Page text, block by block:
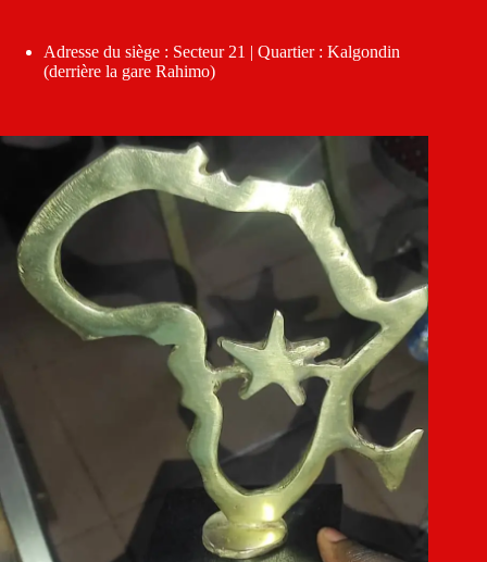
Adresse du siège : Secteur 21 | Quartier : Kalgondin
(derrière la gare Rahimo)